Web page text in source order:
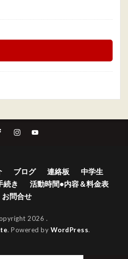
ブログ 連絡板
中学生
続き
活動時間•内容＆料金表
お問合せ
2026 .
. Powered by WordPress.